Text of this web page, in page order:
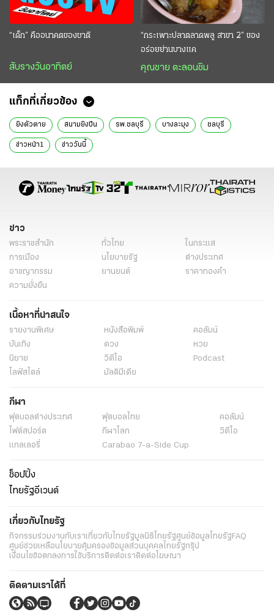
“เด็ก” คืออนาคตของชาติ
สับรางวันอาทิตย์
“กระเพาะปลาตลาดพลู สาขา 2” ของ
อร่อยย่านบางแค
คุณชาย ตะลอนชิม
แท็กที่เกี่ยวข้อง
ยิงตัวตาย สนามยิงปืน รพ.ชลบุรี บางละมุง ชลบุรี
ข่าวหน้า1 ข่าววันนี้
ข่าว
พระราชสำนัก ทั่วไทย
ในกระแส
การเมือง
นโยบายรัฐ
ต่างประเทศ
อาชญากรรม
ยานยนต์
ราคาทองคำ
ความยั่งยืน
เนื้อหาที่น่าสนใจ
รายงานพิเศษ หนังสือพิมพ์
คอลัมน์
บันเทิง
ดวง
หวย
นิยาย
วิดีโอ
Podcast
ไลฟ์สไตล์
มัลติมีเดีย
กีฬา
ฟุตบอลต่่างประเทศ ฟุตบอลไทย
คอลัมน์
ไฟต์สปอร์ต
กีฬาโลก
วิดีโอ
แกลเลอรี่
Carabao 7-a-Side Cup
ช็อปปิ้ง
ไทยรัฐอีเวนต์
เกี่ยวกับไทยรัฐ
กิจกรรมร่วมงานกับเราเกี่ยวกับไทยรัฐมูลนิธิไทยรัฐศูนย์ข้อมูลไทยรัฐFAQ
ศูนย์ช่วยเหลือนโยบายคุ้มครองข้อมูลส่วนบุคคลไทยรัฐกรุ๊ป
เงื่อนไขข้อตกลงการใช้บริการติดต่อเราติดต่อโฆษณา
ติดตามเราได้ที่